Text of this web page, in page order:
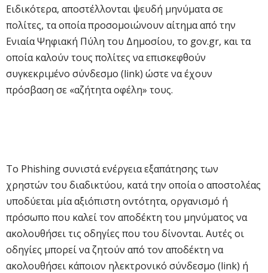
Ειδικότερα, αποστέλλονται ψευδή μηνύματα σε
πολίτες, τα οποία προσομοιώνουν αίτημα από την
Ενιαία Ψηφιακή Πύλη του Δημοσίου, το gov.gr, και τα
οποία καλούν τους πολίτες να επισκεφθούν
συγκεκριμένο σύνδεσμο (link) ώστε να έχουν
πρόσβαση σε «αζήτητα οφέλη» τους.
Το Phishing συνιστά ενέργεια εξαπάτησης των
χρηστών του διαδικτύου, κατά την οποία ο αποστολέας
υποδύεται μία αξιόπιστη οντότητα, οργανισμό ή
πρόσωπο που καλεί τον αποδέκτη του μηνύματος να
ακολουθήσει τις οδηγίες που του δίνονται. Αυτές οι
οδηγίες μπορεί να ζητούν από τον αποδέκτη να
ακολουθήσει κάποιον ηλεκτρονικό σύνδεσμο (link) ή